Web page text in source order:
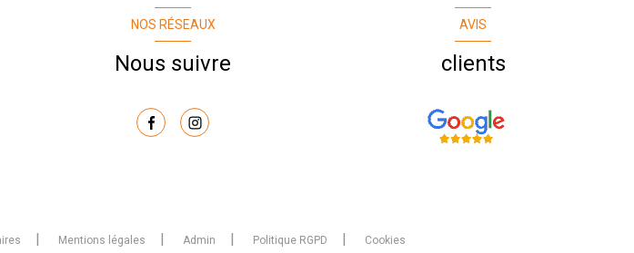
NOS RÉSEAUX
Nous suivre
AVIS
clients
Mentions légales Admin Politique RGPD Cookies